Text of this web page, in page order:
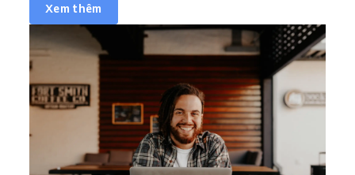
Xem thêm